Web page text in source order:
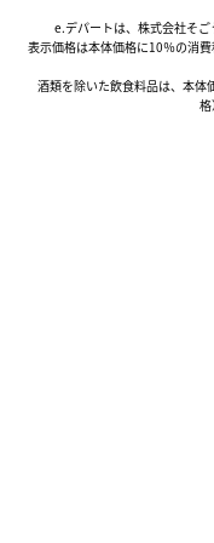
e.デパートは、株式会社そご
表示価格は本体価格に10％の消
酒類を除いた飲食料品は、本体
格